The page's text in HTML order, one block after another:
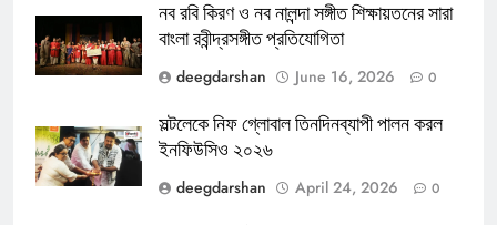
নব রবি কিরণ ও নব নালন্দা সঙ্গীত শিক্ষায়তনের সারা
বাংলা রবীন্দ্রসঙ্গীত প্রতিযোগিতা
deegdarshan
June 16, 2026 0
সল্টলেকে নিফ গ্লোবাল তিনদিনব্যাপী পালন করল
ইনফিউসিও ২০২৬
deegdarshan
April 24, 2026 0